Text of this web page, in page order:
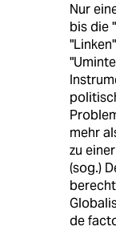
Nur
bis die
mehr
zu
(sog.)
de